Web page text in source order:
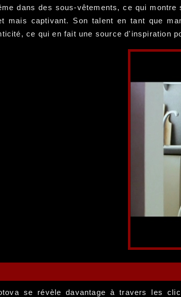
dans des sous-vêtements, ce qui
mais captivant. Son talent en tant que
ce qui en fait une source d'inspiration
se révèle davantage à travers les